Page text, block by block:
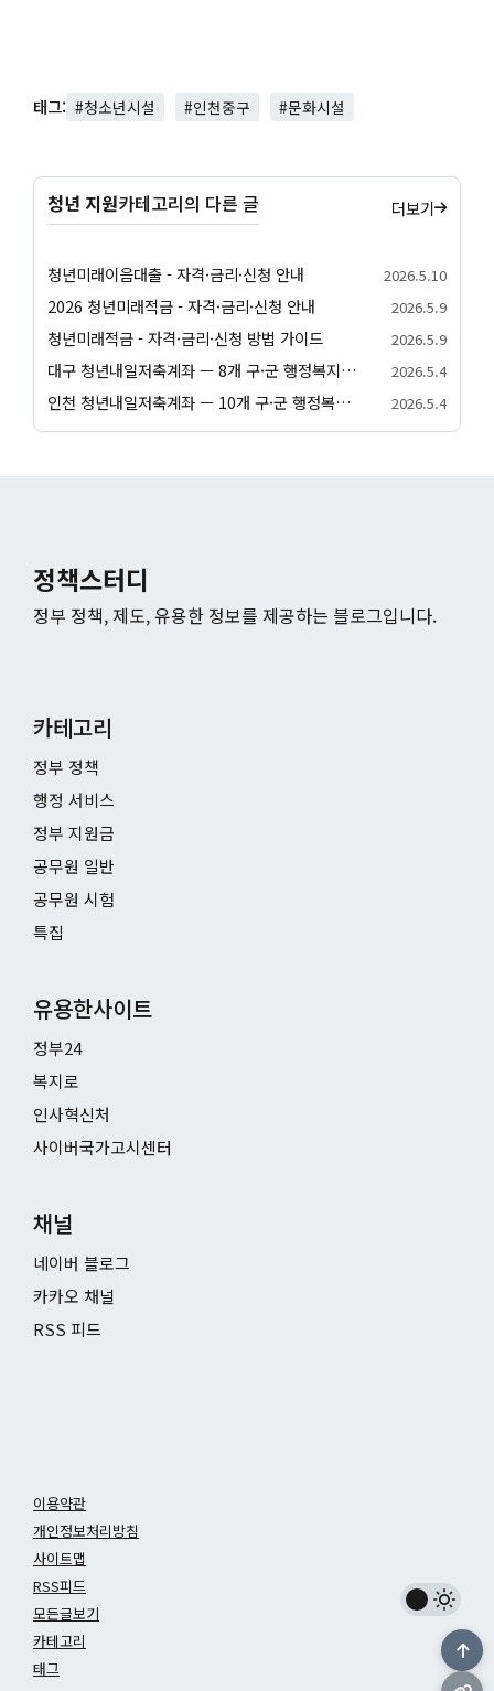
태그: #청소년시설 #인천중구 #문화시설
청년 지원카테고리의 다른 글 더보기
청년미래이음대출 - 자격·금리·신청 안내 2026.5.10
2026 청년미래적금 - 자격·금리·신청 안내 2026.5.9
청년미래적금 - 자격·금리·신청 방법 가이드 2026.5.9
대구 청년내일저축계좌 — 8개 구·군 행정복지센터 신청 방법 2026.5.4
인천 청년내일저축계좌 — 10개 구·군 행정복지센터 신청 방법 2026.5.4
정책스터디
정부 정책, 제도, 유용한 정보를 제공하는 블로그입니다.
카테고리
정부 정책
행정 서비스
정부 지원금
공무원 일반
공무원 시험
특집
유용한사이트
정부24
복지로
인사혁신처
사이버국가고시센터
채널
네이버 블로그
카카오 채널
RSS 피드
이용약관
개인정보처리방침
사이트맵
RSS피드
모든글보기
카테고리
태그